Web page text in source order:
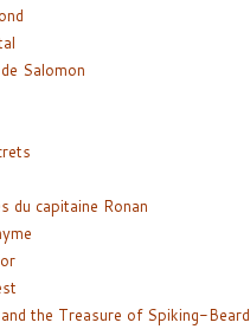
Salomon
du capitaine Ronan
and the Treasure of Spiking-Beard